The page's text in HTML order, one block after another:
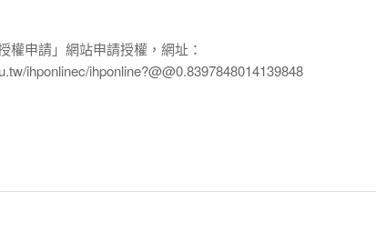
權申請」網站申請授權，網址：
ihponlinec/ihponline?@@0.8397848014139848